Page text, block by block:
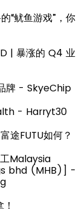
“鱿鱼游戏”，你
| 暴涨的 Q4 业
牌 - SkyeChip
- Harryt30
途FUTU如何？
Malaysia
bhd (MHB)] -